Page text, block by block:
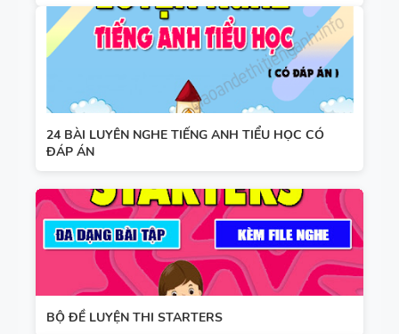
24 BÀI LUYÊN NGHE TIẾNG ANH TIỂU HỌC CÓ
ĐÁP ÁN
BỘ ĐỀ LUYỆN THI STARTERS